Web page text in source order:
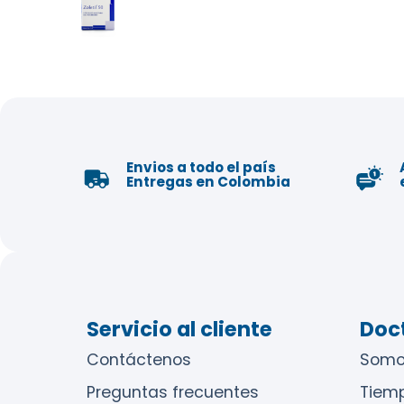
Envios a todo el país
Entregas en Colombia
Servicio al cliente
Contáctenos
Preguntas frecuentes